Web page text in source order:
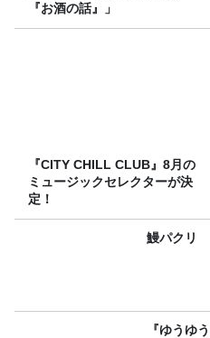
『お酒の話』」
『CITY CHILL CLUB』8月の
ミュージックセレクターが決
定！
鰻パクリ
『ゆうゆ